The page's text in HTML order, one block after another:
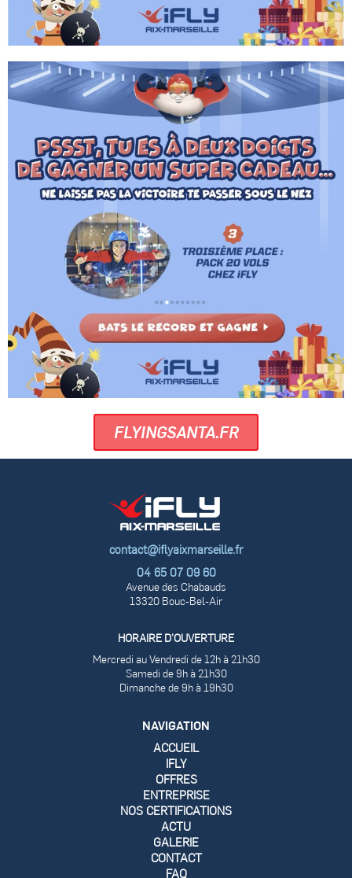
FLYINGSANTA.FR
contact@iflyaixmarseille.fr
04 65 07 09 60
Avenue des Chabauds
13320 Bouc-Bel-Air
HORAIRE D’OUVERTURE
Mercredi au Vendredi de 12h à 21h30
Samedi de 9h à 21h30
Dimanche de 9h à 19h30
NAVIGATION
ACCUEIL
IFLY
OFFRES
ENTREPRISE
NOS CERTIFICATIONS
ACTU
GALERIE
CONTACT
FAQ